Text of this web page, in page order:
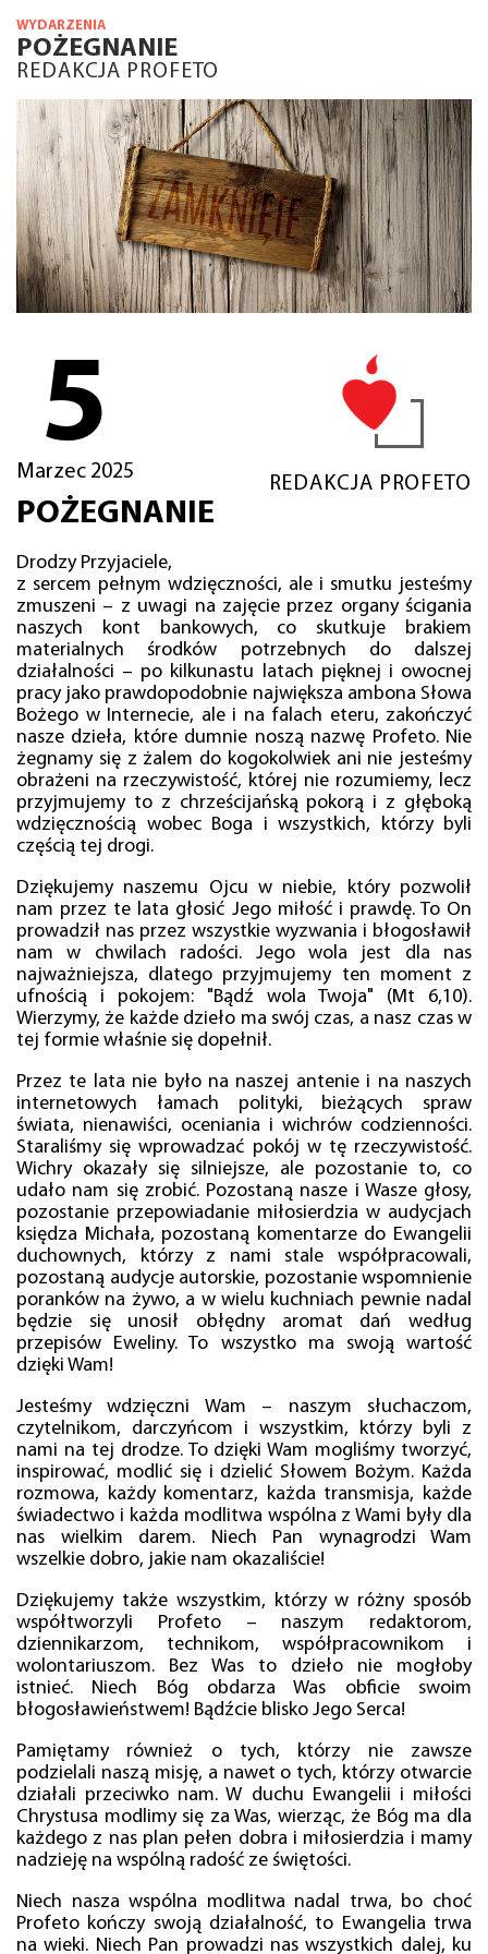
WYDARZENIA
POŻEGNANIE
REDAKCJA PROFETO
5
Marzec 2025
REDAKCJA PROFETO
POŻEGNANIE
Drodzy Przyjaciele,
z sercem pełnym wdzięczności, ale i smutku jesteśmy
zmuszeni – z uwagi na zajęcie przez organy ścigania
naszych kont bankowych, co skutkuje brakiem
materialnych środków potrzebnych do dalszej
działalności – po kilkunastu latach pięknej i owocnej
pracy jako prawdopodobnie największa ambona Słowa
Bożego w Internecie, ale i na falach eteru, zakończyć
nasze dzieła, które dumnie noszą nazwę Profeto. Nie
żegnamy się z żalem do kogokolwiek ani nie jesteśmy
obrażeni na rzeczywistość, której nie rozumiemy, lecz
przyjmujemy to z chrześcijańską pokorą i z głęboką
wdzięcznością wobec Boga i wszystkich, którzy byli
częścią tej drogi.
Dziękujemy naszemu Ojcu w niebie, który pozwolił
nam przez te lata głosić Jego miłość i prawdę. To On
prowadził nas przez wszystkie wyzwania i błogosławił
nam w chwilach radości. Jego wola jest dla nas
najważniejsza, dlatego przyjmujemy ten moment z
ufnością i pokojem: "Bądź wola Twoja" (Mt 6,10).
Wierzymy, że każde dzieło ma swój czas, a nasz czas w
tej formie właśnie się dopełnił.
Przez te lata nie było na naszej antenie i na naszych
internetowych łamach polityki, bieżących spraw
świata, nienawiści, oceniania i wichrów codzienności.
Staraliśmy się wprowadzać pokój w tę rzeczywistość.
Wichry okazały się silniejsze, ale pozostanie to, co
udało nam się zrobić. Pozostaną nasze i Wasze głosy,
pozostanie przepowiadanie miłosierdzia w audycjach
księdza Michała, pozostaną komentarze do Ewangelii
duchownych, którzy z nami stale współpracowali,
pozostaną audycje autorskie, pozostanie wspomnienie
poranków na żywo, a w wielu kuchniach pewnie nadal
będzie się unosił obłędny aromat dań według
przepisów Eweliny. To wszystko ma swoją wartość
dzięki Wam!
Jesteśmy wdzięczni Wam – naszym słuchaczom,
czytelnikom, darczyńcom i wszystkim, którzy byli z
nami na tej drodze. To dzięki Wam mogliśmy tworzyć,
inspirować, modlić się i dzielić Słowem Bożym. Każda
rozmowa, każdy komentarz, każda transmisja, każde
świadectwo i każda modlitwa wspólna z Wami były dla
nas wielkim darem. Niech Pan wynagrodzi Wam
wszelkie dobro, jakie nam okazaliście!
Dziękujemy także wszystkim, którzy w różny sposób
współtworzyli Profeto – naszym redaktorom,
dziennikarzom, technikom, współpracownikom i
wolontariuszom. Bez Was to dzieło nie mogłoby
istnieć. Niech Bóg obdarza Was obficie swoim
błogosławieństwem! Bądźcie blisko Jego Serca!
Pamiętamy również o tych, którzy nie zawsze
podzielali naszą misję, a nawet o tych, którzy otwarcie
działali przeciwko nam. W duchu Ewangelii i miłości
Chrystusa modlimy się za Was, wierząc, że Bóg ma dla
każdego z nas plan pełen dobra i miłosierdzia i mamy
nadzieję na wspólną radość ze świętości.
Niech nasza wspólna modlitwa nadal trwa, bo choć
Profeto kończy swoją działalność, to Ewangelia trwa
na wieki. Niech Pan prowadzi nas wszystkich dalej, ku